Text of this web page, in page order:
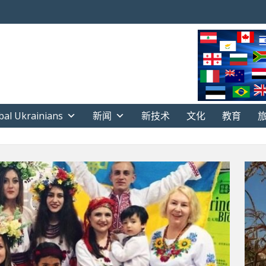
Ukrainians 新闻 新技术 文化 教育